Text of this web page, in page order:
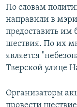
По словам
направили в
предоставить им
шествия. По их
является
Тверской улице
Организаторы